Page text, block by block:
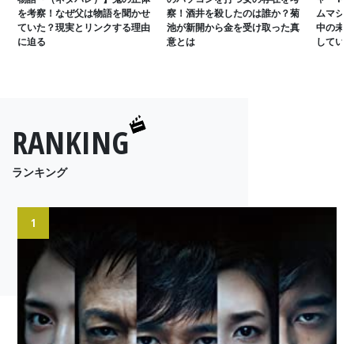
を考察！なぜ父は物語を聞かせ
ていた？現実とリンクする理由
に迫る
察！酒井を殺したのは誰か？菊
池が新開から金を受け取った真
意とは
ムマシ
中の未
してい
RANKING
ランキング
1